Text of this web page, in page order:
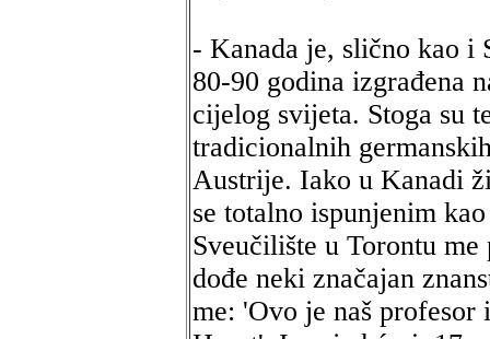
- Kanada je, slično kao i
80-90 godina izgrađena
cijelog svijeta. Stoga su
tradicionalnih
Austrije. Iako u Kanadi
se totalno ispunjenim
Sveučilište u Torontu
dođe neki značajan
me: 'Ovo je naš